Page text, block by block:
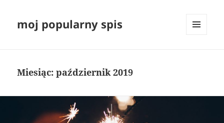
moj popularny spis
Miesiąc:październik 2019